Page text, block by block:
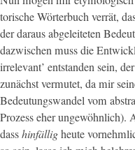
torische Wörter­buch ver­rät,
der daraus abgeleit­eten
dazwis­chen muss die
irrel­e­vant’ ent­standen sein,
zunächst ver­mutet, da mir
Bedeu­tungswan­del vom
Prozess eher ungewöhn­lich).
dasshin­fäl­ligheute